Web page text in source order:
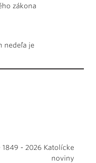
zákona
nedeľa je
- 2026 Katolícke
noviny